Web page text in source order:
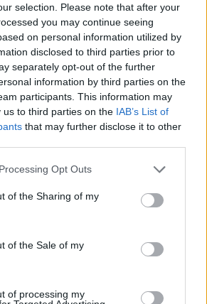
selection. Please note that after your
you may continue seeing
on personal information utilized by
disclosed to third parties prior to
separately opt-out of the further
information by third parties on the
participants. This information may
us to third parties on the IAB’s List of
that may further disclose it to other
website/app uses one or more Google
or usage behaviour. You may click to
to Google and its third-party tags to
specified purposes in below Google
Opt Outs
of the Sharing of my
of the Sale of my
of processing my
εδώ
50 /50
2000 /2000
Υποβολή σχολίου
από reCAPTCHA, ισχύουν
Lifestyle
ΜΑΡΙΝΕΛΛΑ